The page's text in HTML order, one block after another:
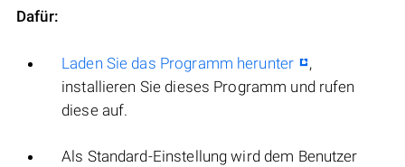
Dafür:
Laden Sie das Programm herunter
,
installieren Sie dieses Programm und rufen
diese auf.
Als Standard-Einstellung wird dem Benutzer